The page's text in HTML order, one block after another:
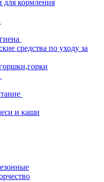
кормления
средства по уходу за
и каши